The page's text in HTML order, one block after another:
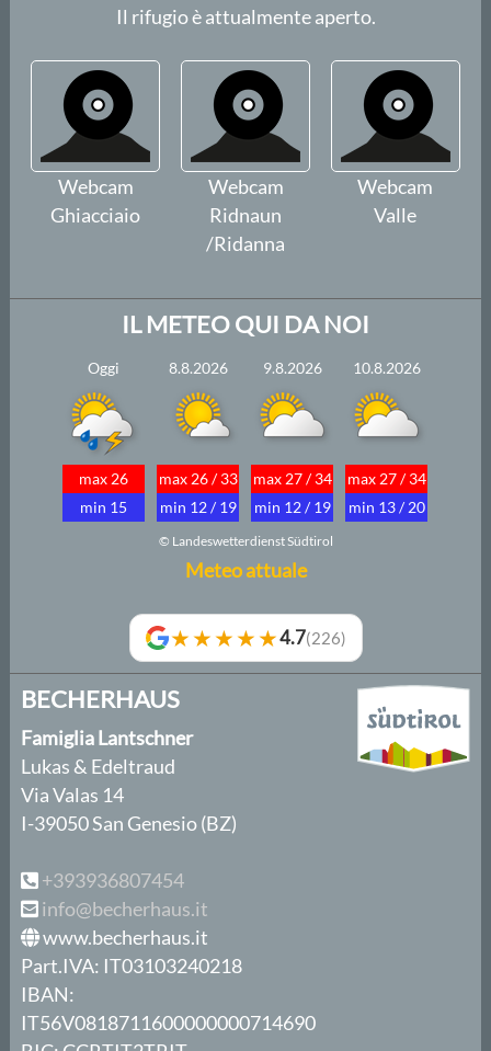
BECHERHAUS
Famiglia Lantschner
Lukas & Edeltraud
Via Valas 14
I-39050 San Genesio (BZ)
+393936807454
info@becherhaus.it
www.becherhaus.it
Part.IVA: IT03103240218
IBAN:
IT56V0818711600000000714690
IL METEO QUI DA NOI
Oggi
max 26
min 15
8.8.2026
max 26 / 33
min 12 / 19
9.8.2026
max 27 / 34
min 12 / 19
10.8.2026
max 27 / 34
min 13 / 20
© Landeswetterdienst Südtirol
Meteo attuale
★★★★★4.7(226)
Il rifugio è attualmente aperto.
Webcam
Ghiacciaio
Webcam
Ridnaun
/Ridanna
Webcam
Valle